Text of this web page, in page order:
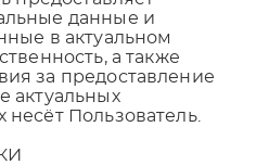
данные и
в актуальном
а также
за предоставление
актуальных
Пользователь.